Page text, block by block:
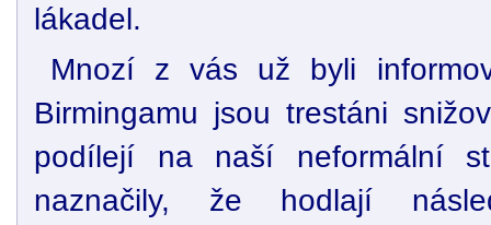
lákadel.
Mnozí z vás už byli
Birmingamu jsou trestáni
podílejí na naší neformální
naznačily, že hodlají